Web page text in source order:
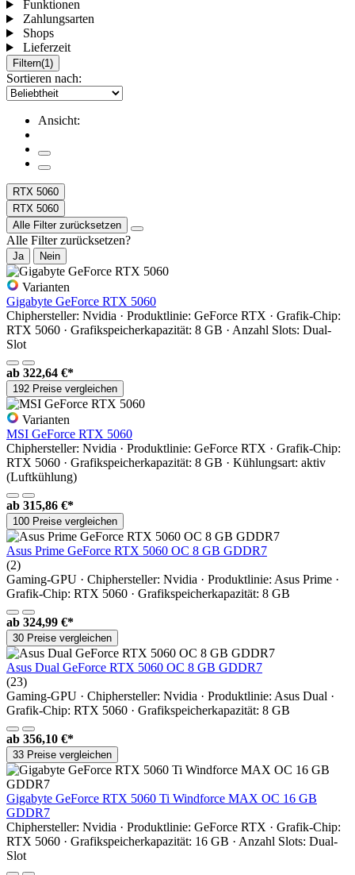
Funktionen
Zahlungsarten
Shops
Lieferzeit
Filtern(1)
Sortieren nach:
Ansicht:
RTX 5060
RTX 5060
Alle Filter zurücksetzen
Alle Filter zurücksetzen?
Ja Nein
Varianten
Gigabyte GeForce RTX 5060
Chiphersteller: Nvidia · Produktlinie: GeForce RTX · Grafik-Chip:
RTX 5060 · Grafikspeicherkapazität: 8 GB · Anzahl Slots: Dual-
Slot
ab 322,64 €*
192 Preise vergleichen
Varianten
MSI GeForce RTX 5060
Chiphersteller: Nvidia · Produktlinie: GeForce RTX · Grafik-Chip:
RTX 5060 · Grafikspeicherkapazität: 8 GB · Kühlungsart: aktiv
(Luftkühlung)
ab 315,86 €*
100 Preise vergleichen
Asus Prime GeForce RTX 5060 OC 8 GB GDDR7
(2)
Gaming-GPU · Chiphersteller: Nvidia · Produktlinie: Asus Prime ·
Grafik-Chip: RTX 5060 · Grafikspeicherkapazität: 8 GB
ab 324,99 €*
30 Preise vergleichen
Asus Dual GeForce RTX 5060 OC 8 GB GDDR7
(23)
Gaming-GPU · Chiphersteller: Nvidia · Produktlinie: Asus Dual ·
Grafik-Chip: RTX 5060 · Grafikspeicherkapazität: 8 GB
ab 356,10 €*
33 Preise vergleichen
Gigabyte GeForce RTX 5060 Ti Windforce MAX OC 16 GB
GDDR7
Chiphersteller: Nvidia · Produktlinie: GeForce RTX · Grafik-Chip:
RTX 5060 · Grafikspeicherkapazität: 16 GB · Anzahl Slots: Dual-
Slot